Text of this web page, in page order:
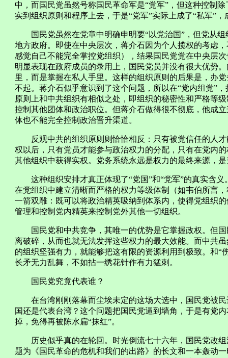
中，而国民党虽然号称国民革命军是“党军”，但这种控制
实到组织原则和程序上去，于是“党军”实际上成了“私军”
国民党虽然在党章中明确申明要“以党治国”，但党从组
地方政府。即使在中央层次，蒋介石因为个人揽权的考虑
感觉自己不能完全掌控党组织），结果国民党党在中央层
明显表现在政府成员的录用上，国民党员并没有很大优势
里，而是掌握在私人手里。这样的组织原则的后果是，办
不起。蒋介石似乎意识到了这个问题，所以在“党内组党”
原则上和中共组织有相似之处，即组织的秘密性和严格等
控制其他团体和政治职位。但蒋介石做得很不彻底，他成
体也不能完全控制政治晋升渠道。
反观中共的组织原则则恰恰相反：只有被党信任的人才
权以后，只有党员才能参与政治权力的分配，只有在党内
其他组织中获得实权。党务系统永远是权力的最终来源，
这种组织安排才真正体现了“党国”和“党军”的真实含义
在党组织中建立清晰而严格的权力等级体制（如韦伯所言
一箭双雕：既可以将政治精英吸纳到体系内，使得党组织
管理和控制党内精英来控制党外其他一切组织。
国民党和中共竞争，其唯一的优势是它掌握政权。但国
离破碎，从而也就无法发挥这些权力的最大效能。而中共
的组织坚强有力，就能够把这有限的资源利用到极致。和“
长矛无力乱舞，不如拈一绣花针作有力猛刺。
国民党究竟代表谁？
在台湾刚刚落幕而尘埃未定的这场大选中，国民党被民
国还是代表台湾？这个问题把国民党逼到墙角，于是有党
掉，免得再被陈水扁“抹红”。
历史似乎真的在轮回。时光倒流七十六年，国民党改组
题为《国民革命的危机和我们的出路》的长文和一本轰动